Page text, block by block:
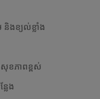
ងខ្យល់ខ្លាំង
ខភាពខ្ពស់
ែង